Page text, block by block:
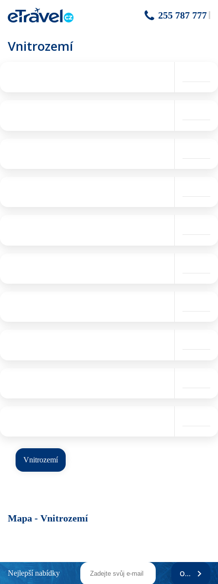
255 787 777
Vnitrozemí
Vnitrozemí
Mapa - Vnitrozemí
Nejlepší nabídky ODEBÍRAT